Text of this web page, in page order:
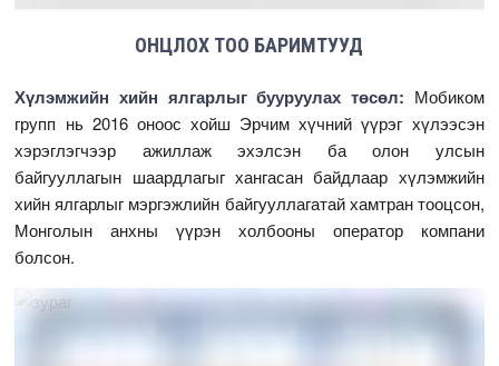
ОНЦЛОХ ТОО БАРИМТУУД
Хүлэмжийн хийн ялгарлыг бууруулах төсөл: Мобиком
групп нь 2016 оноос хойш Эрчим хүчний үүрэг хүлээсэн
хэрэглэгчээр ажиллаж эхэлсэн ба олон улсын
байгууллагын шаардлагыг хангасан байдлаар хүлэмжийн
хийн ялгарлыг мэргэжлийн байгууллагатай хамтран тооцсон,
Монголын анхны үүрэн холбооны оператор компани
болсон.